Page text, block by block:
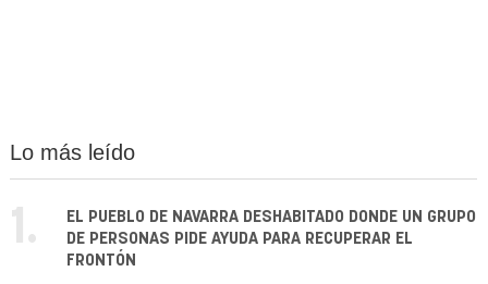
Lo más leído
1.
EL PUEBLO DE NAVARRA DESHABITADO DONDE UN GRUPO
DE PERSONAS PIDE AYUDA PARA RECUPERAR EL
FRONTÓN